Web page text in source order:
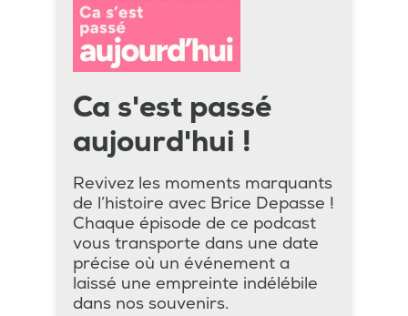
Ca s'est passé
aujourd'hui !
Revivez les moments marquants
de l’histoire avec Brice Depasse !
Chaque épisode de ce podcast
vous transporte dans une date
précise où un événement a
laissé une empreinte indélébile
dans nos souvenirs.